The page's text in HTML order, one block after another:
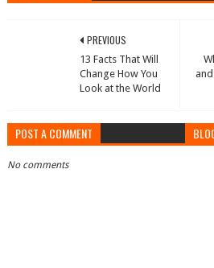
PREVIOUS
13 Facts That Will
Change How You
Look at the World
POST A COMMENT
No comments